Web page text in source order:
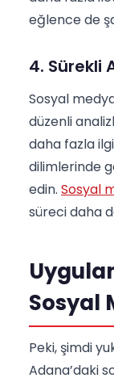
eğlence de
4. Sürekli
Sosyal
düzenli
daha fazla
dilimlerinde
edin. Sosyal
süreci daha
Sosyal
Peki, şimdi
Adana’daki